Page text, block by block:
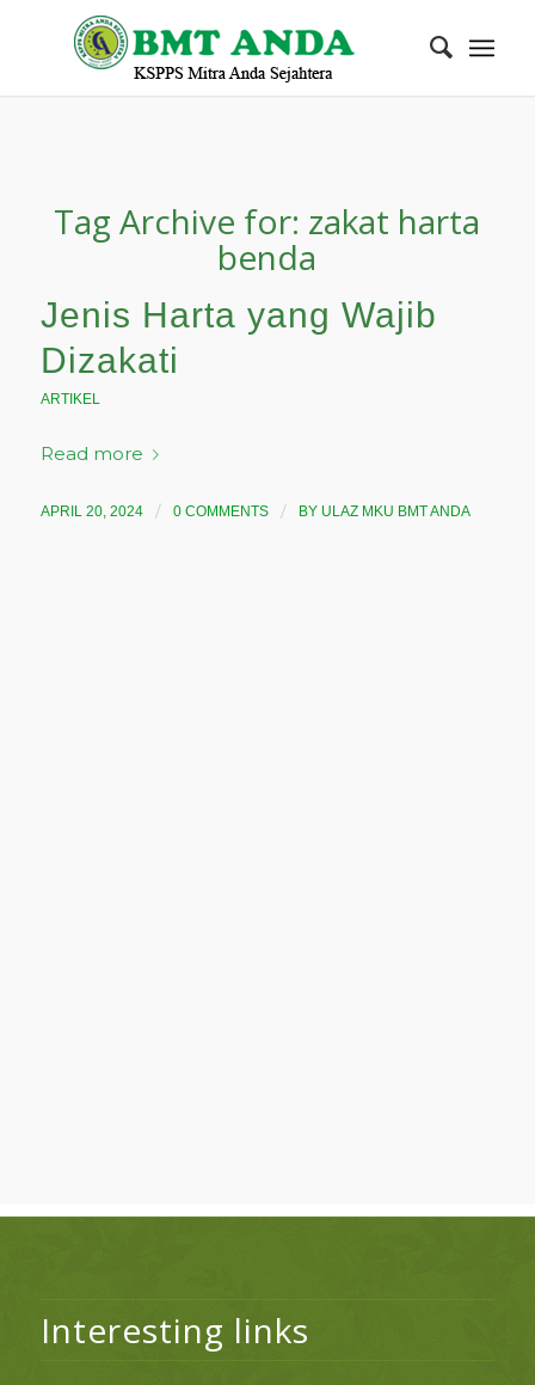
Tag Archive for: zakat harta
benda
Jenis Harta yang Wajib
Dizakati
ARTIKEL
Read more
APRIL 20, 2024 / 0 COMMENTS / BY ULAZ MKU BMT ANDA
Interesting links